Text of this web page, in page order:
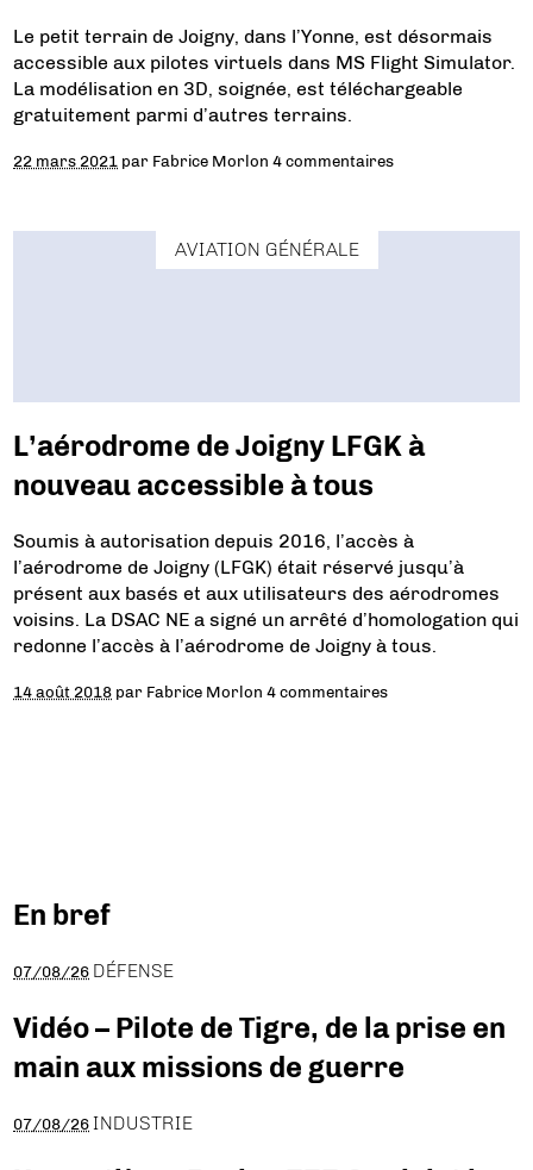
Le petit terrain de Joigny, dans l’Yonne, est désormais
accessible aux pilotes virtuels dans MS Flight Simulator.
La modélisation en 3D, soignée, est téléchargeable
gratuitement parmi d’autres terrains.
22 mars 2021 par Fabrice Morlon 4 commentaires
AVIATION GÉNÉRALE
L’aérodrome de Joigny LFGK à
nouveau accessible à tous
Soumis à autorisation depuis 2016, l’accès à
l’aérodrome de Joigny (LFGK) était réservé jusqu’à
présent aux basés et aux utilisateurs des aérodromes
voisins. La DSAC NE a signé un arrêté d’homologation qui
redonne l’accès à l’aérodrome de Joigny à tous.
14 août 2018 par Fabrice Morlon 4 commentaires
En bref
07/08/26 DÉFENSE
Vidéo – Pilote de Tigre, de la prise en
main aux missions de guerre
07/08/26 INDUSTRIE